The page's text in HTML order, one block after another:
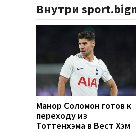
Внутри
Манор Соломон готов к
переходу из
Тоттенхэма в Вест Хэм